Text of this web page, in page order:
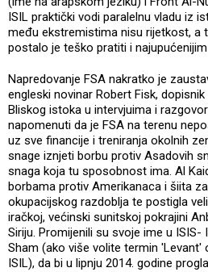
ISIL praktički vodi paralelnu vladu iz
među ekstremistima nisu rijetkost, a
postalo je teško pratiti i najupućenijim
Napredovanje FSA nakratko je
engleski novinar Robert Fisk,
Bliskog istoka u intervjuima i
napomenuti da je FSA na terenu
uz sve financije i treniranja okolnih
snage iznjeti borbu protiv Asadovih
snaga koja tu sposobnost ima. Al
borbama protiv Amerikanaca i šiita
okupacijskog razdoblja te postigla
iračkoj, većinski sunitskoj pokrajini
Siriju. Promijenili su svoje ime u
Sham (ako više volite termin 'Levant'
ISIL), da bi u lipnju 2014. godine